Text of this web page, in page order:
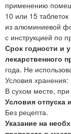
применению
10 или 15
из алюминиевой
с инструкцией по
Срок годности и
лекарственного
года. Не
Условия хранения:
В сухом месте,
Условия отпуска
Без рецепта.
Указание на